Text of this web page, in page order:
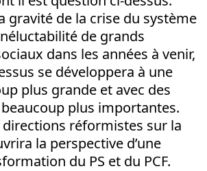
gravité de la crise du système
de grands
dans les années à venir,
se développera à une
plus grande et avec des
plus importantes.
directions réformistes sur la
la perspective d’une
du PS et du PCF.